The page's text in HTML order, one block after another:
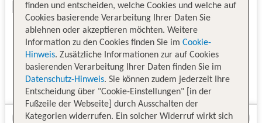
finden und entscheiden, welche Cookies und welche auf
Cookies basierende Verarbeitung Ihrer Daten Sie
ablehnen oder akzeptieren möchten. Weitere
Information zu den Cookies finden Sie im Cookie-
Hinweis. Zusätzliche Informationen zur auf Cookies
basierenden Verarbeitung Ihrer Daten finden Sie im
Datenschutz-Hinweis. Sie können zudem jederzeit Ihre
Entscheidung über "Cookie-Einstellungen" [in der
Fußzeile der Webseite] durch Ausschalten der
Kategorien widerrufen. Ein solcher Widerruf wirkt sich